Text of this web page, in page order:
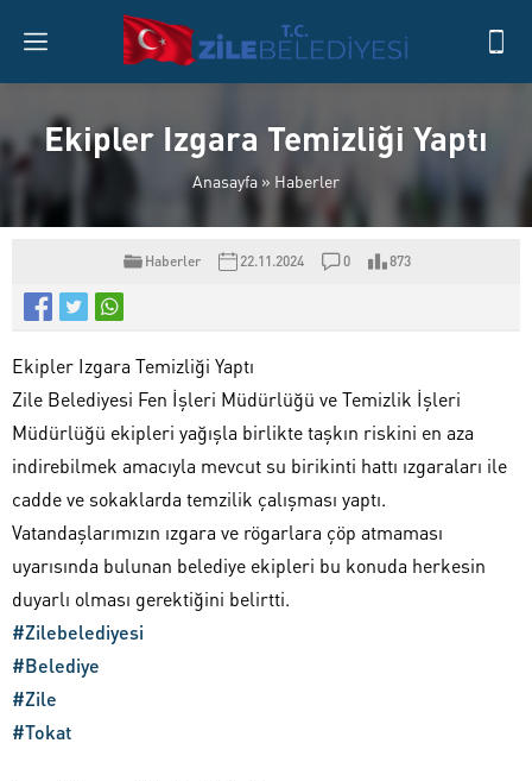
Ekipler Izgara Temizliği Yaptı
Anasayfa » Haberler
Haberler 22.11.2024 0 873
Ekipler Izgara Temizliği Yaptı
Zile Belediyesi Fen İşleri Müdürlüğü ve Temizlik İşleri
Müdürlüğü ekipleri yağışla birlikte taşkın riskini en aza
indirebilmek amacıyla mevcut su birikinti hattı ızgaraları ile
cadde ve sokaklarda temzilik çalışması yaptı.
Vatandaşlarımızın ızgara ve rögarlara çöp atmaması
uyarısında bulunan belediye ekipleri bu konuda herkesin
duyarlı olması gerektiğini belirtti.
#Zilebelediyesi
#Belediye
#Zile
#Tokat